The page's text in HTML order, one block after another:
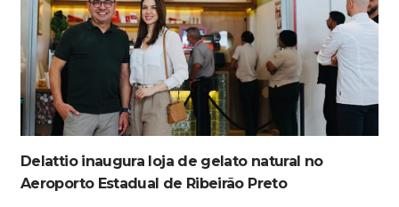
Delattio inaugura loja de gelato natural no
Aeroporto Estadual de Ribeirão Preto